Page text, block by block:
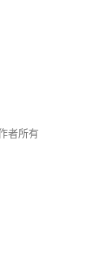
者所有